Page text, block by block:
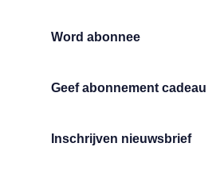
Word abonnee
Geef abonnement cadeau
Inschrijven nieuwsbrief